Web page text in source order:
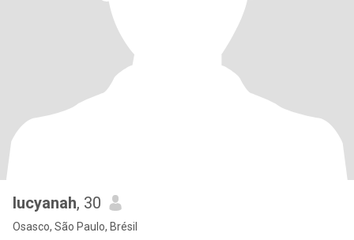
lucyanah, 30
Osasco, São Paulo, Brésil